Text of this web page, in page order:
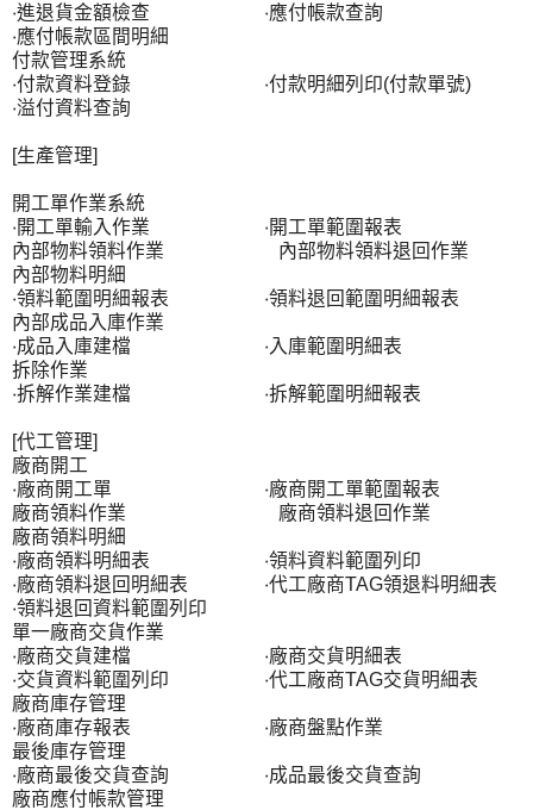
‧進退貨金額檢查 ‧應付帳款查詢
‧應付帳款區間明細
付款管理系統
‧付款資料登錄 ‧付款明細列印(付款單號)
‧溢付資料查詢
[生產管理]
開工單作業系統
‧開工單輸入作業 ‧開工單範圍報表
內部物料領料作業 內部物料領料退回作業
內部物料明細
‧領料範圍明細報表 ‧領料退回範圍明細報表
內部成品入庫作業
‧成品入庫建檔 ‧入庫範圍明細表
拆除作業
‧拆解作業建檔 ‧拆解範圍明細報表
[代工管理]
廠商開工
‧廠商開工單 ‧廠商開工單範圍報表
廠商領料作業 廠商領料退回作業
廠商領料明細
‧廠商領料明細表 ‧領料資料範圍列印
‧廠商領料退回明細表 ‧代工廠商TAG領退料明細表
‧領料退回資料範圍列印
單一廠商交貨作業
‧廠商交貨建檔 ‧廠商交貨明細表
‧交貨資料範圍列印 ‧代工廠商TAG交貨明細表
廠商庫存管理
‧廠商庫存報表 ‧廠商盤點作業
最後庫存管理
‧廠商最後交貨查詢 ‧成品最後交貨查詢
廠商應付帳款管理